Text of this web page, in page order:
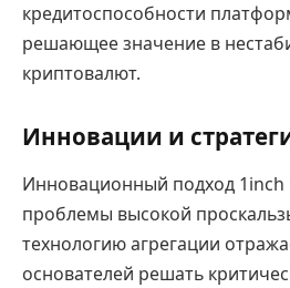
кредитоспособности
решающее значение в
криптовалют.
Инновации и
Инновационный подход
проблемы высокой
технологию агрегации
основателей решать